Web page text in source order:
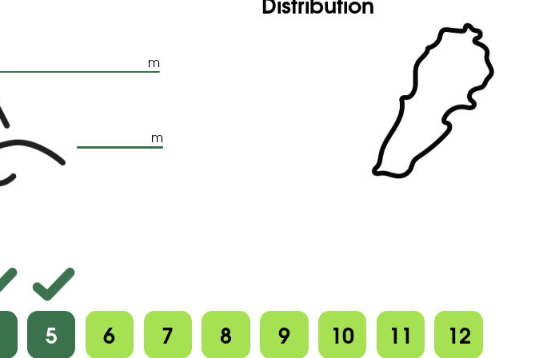
m
m
5 6 7 8 9 10 11 12